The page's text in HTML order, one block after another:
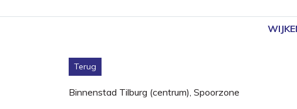
Terug
Binnenstad Tilburg (centrum), Spoorzone